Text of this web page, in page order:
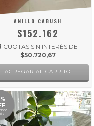
ANILLO CABUSH
$152.162
CUOTAS SIN INTERÉS DE
$50.720,67
AGREGAR AL CARRITO
1